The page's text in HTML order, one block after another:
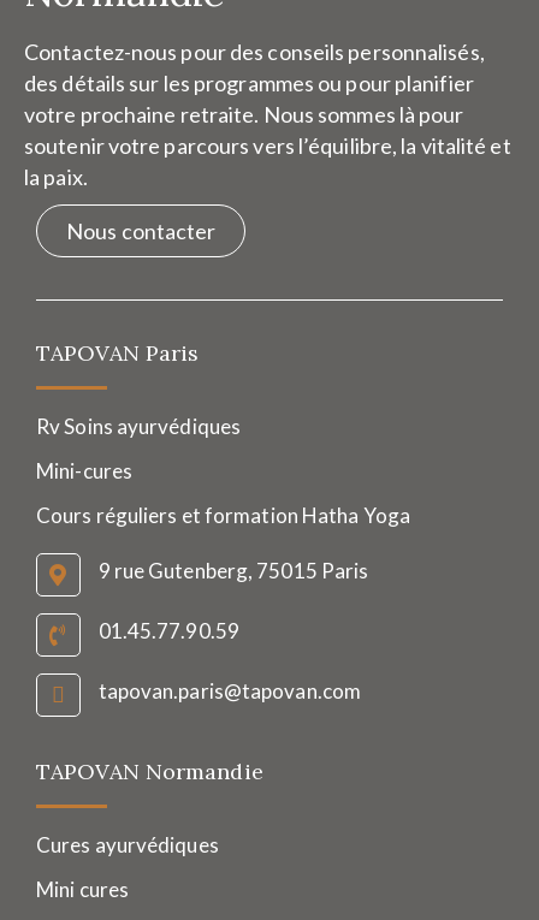
Contactez-nous pour des conseils personnalisés,
des détails sur les programmes ou pour planifier
votre prochaine retraite. Nous sommes là pour
soutenir votre parcours vers l’équilibre, la vitalité et
la paix.
Nous contacter
TAPOVAN Paris
Rv Soins ayurvédiques
Mini-cures
Cours réguliers et formation Hatha Yoga
9 rue Gutenberg, 75015 Paris
01.45.77.90.59
tapovan.paris@tapovan.com
TAPOVAN Normandie
Cures ayurvédiques
Mini cures